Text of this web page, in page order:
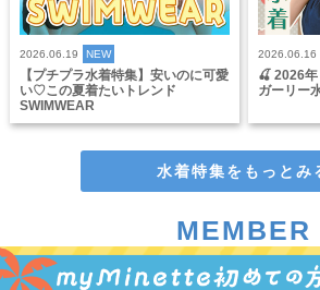
2026.06.19 NEW
【プチプラ水着特集】安いのに可愛
い♡この夏着たいトレンド
SWIMWEAR
2026.06.16
🍒 2026
ガーリー
水着特集をもっとみ
MEMBER